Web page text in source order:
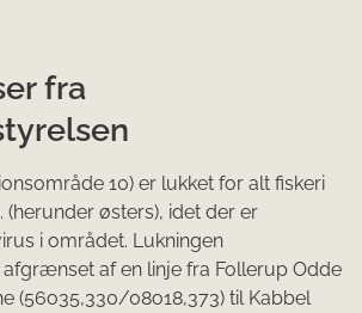
fra
10) er lukket for alt fiskeri
(herunder østers), idet der er
i området. Lukningen
af en linje fra Follerup Odde
(56o35,330/08o18,373) til Kabbel